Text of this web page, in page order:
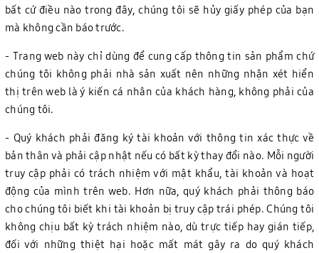
bất cứ điều nào trong đây, chúng tôi sẽ hủy giấy phép của bạn
mà không cần báo trước.
- Trang web này chỉ dùng để cung cấp thông tin sản phẩm chứ
chúng tôi không phải nhà sản xuất nên những nhận xét hiển
thị trên web là ý kiến cá nhân của khách hàng, không phải của
chúng tôi.
- Quý khách phải đăng ký tài khoản với thông tin xác thực về
bản thân và phải cập nhật nếu có bất kỳ thay đổi nào. Mỗi người
truy cập phải có trách nhiệm với mật khẩu, tài khoản và hoạt
động của mình trên web. Hơn nữa, quý khách phải thông báo
cho chúng tôi biết khi tài khoản bị truy cập trái phép. Chúng tôi
không chịu bất kỳ trách nhiệm nào, dù trực tiếp hay gián tiếp,
đối với những thiệt hại hoặc mất mát gây ra do quý khách